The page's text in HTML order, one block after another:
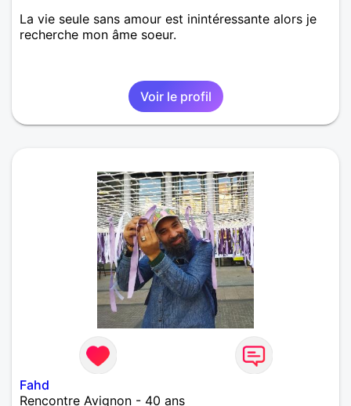
La vie seule sans amour est inintéressante alors je
recherche mon âme soeur.
Voir le profil
Fahd
Rencontre Avignon - 40 ans